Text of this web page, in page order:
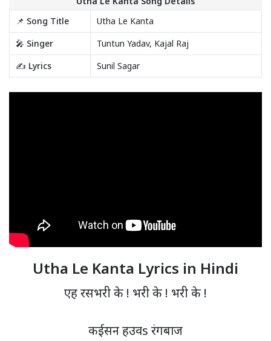
📌 Song Title
Utha Le Kanta
🎤 Singer
Tuntun Yadav, Kajal Raj
✍️ Lyrics
Sunil Sagar
Utha Le Kanta Lyrics in Hindi
एह रसभरी के ! भरी के ! भरी के !
कईसन हउवs रंगबाज